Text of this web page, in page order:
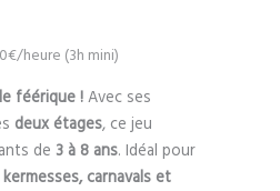
heure (3h mini)
féérique ! Avec ses
deux étages, ce jeu
de 3 à 8 ans. Idéal pour
carnavals et